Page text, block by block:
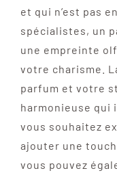
et qui n’est pas
spécialistes, un
une empreinte
votre charisme.
parfum et votre
harmonieuse qui
vous souhaitez
ajouter une
vous pouvez